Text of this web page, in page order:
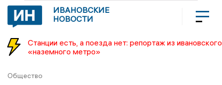
ИВАНОВСКИЕ
НОВОСТИ
Станции есть, а поезда нет: репортаж из ивановского
«наземного метро»
Общество